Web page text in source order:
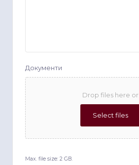
Документи
Drop files here or
Select files
Max. file size: 2 GB.